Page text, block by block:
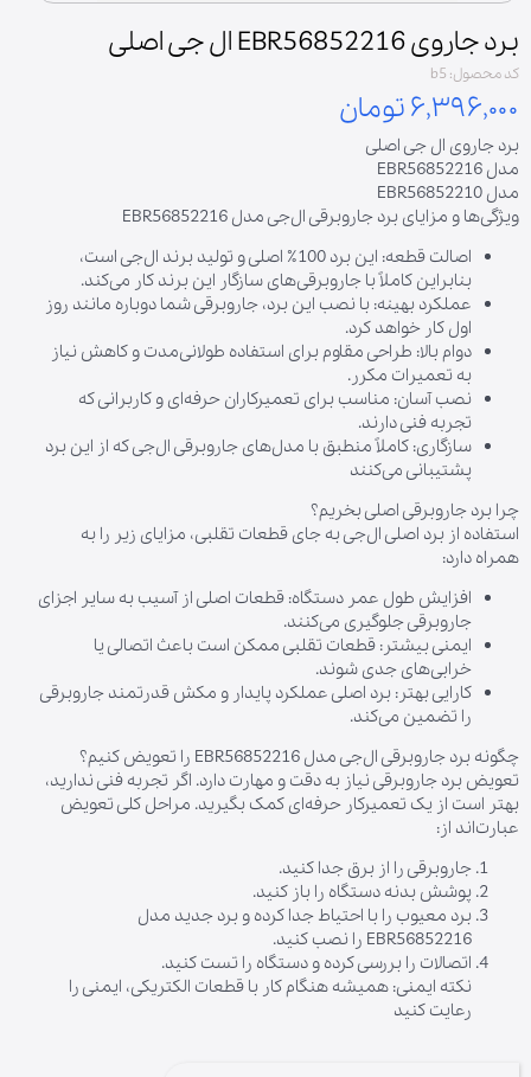
برد جاروی EBR56852216 ال جی اصلی
کد محصول: b5
۶,۳۹۶,۰۰۰ تومان
برد جاروی ال جی اصلی
مدل EBR56852216
مدل EBR56852210
ویژگی‌ها و مزایای برد جاروبرقی ال‌جی مدل EBR56852216
اصالت قطعه: این برد 100٪ اصلی و تولید برند ال‌جی است،
بنابراین کاملاً با جاروبرقی‌های سازگار این برند کار می‌کند.
عملکرد بهینه: با نصب این برد، جاروبرقی شما دوباره مانند روز
اول کار خواهد کرد.
دوام بالا: طراحی مقاوم برای استفاده طولانی‌مدت و کاهش نیاز
به تعمیرات مکرر.
نصب آسان: مناسب برای تعمیرکاران حرفه‌ای و کاربرانی که
تجربه فنی دارند.
سازگاری: کاملاً منطبق با مدل‌های جاروبرقی ال‌جی که از این برد
پشتیبانی می‌کنند
چرا برد جاروبرقی اصلی بخریم؟
استفاده از برد اصلی ال‌جی به جای قطعات تقلبی، مزایای زیر را به
همراه دارد:
افزایش طول عمر دستگاه: قطعات اصلی از آسیب به سایر اجزای
جاروبرقی جلوگیری می‌کنند.
ایمنی بیشتر: قطعات تقلبی ممکن است باعث اتصالی یا
خرابی‌های جدی شوند.
کارایی بهتر: برد اصلی عملکرد پایدار و مکش قدرتمند جاروبرقی
را تضمین می‌کند.
چگونه برد جاروبرقی ال‌جی مدل EBR56852216 را تعویض کنیم؟
تعویض برد جاروبرقی نیاز به دقت و مهارت دارد. اگر تجربه فنی ندارید،
بهتر است از یک تعمیرکار حرفه‌ای کمک بگیرید. مراحل کلی تعویض
عبارت‌اند از:
جاروبرقی را از برق جدا کنید.
پوشش بدنه دستگاه را باز کنید.
برد معیوب را با احتیاط جدا کرده و برد جدید مدل
EBR56852216 را نصب کنید.
اتصالات را بررسی کرده و دستگاه را تست کنید.
نکته ایمنی: همیشه هنگام کار با قطعات الکتریکی، ایمنی را
رعایت کنید